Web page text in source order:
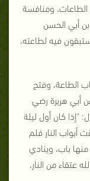
ومنافسة
أبي الحسن
فيه لطاعته،
الطاعة، وفتح
أبي هريرة رضي
"إذا كان أول ليلة
أبواب النار فلم
باب، وينادي
عتقاء من النار،